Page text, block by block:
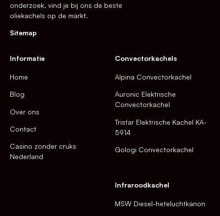
onderzoek, vind je bij ons de beste
oliekachels op de markt.
Sitemap
Informatie
Home
Blog
Over ons
Contact
Casino zonder cruks
Nederland
Convectorkachels
Alpina Convectorkachel
Auronic Elektrische
Convectorkachel
Tristar Elektrische Kachel KA-
5914
Gologi Convectorkachel
Infraroodkachel
MSW Diesel-heteluchtkanon